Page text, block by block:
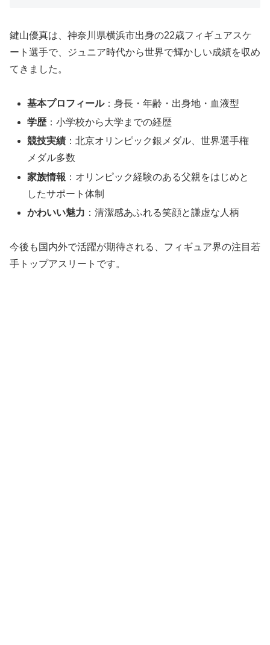
鍵山優真は、神奈川県横浜市出身の22歳フィギュアスケ
ート選手で、ジュニア時代から世界で輝かしい成績を収め
てきました。
基本プロフィール：身長・年齢・出身地・血液型
学歴 ：小学校から大学までの経歴
競技実績 ：北京オリンピック銀メダル、世界選手権
メダル多数
家族情報 ：オリンピック経験のある父親をはじめと
したサポート体制
かわいい魅力 ：清潔感あふれる笑顔と謙虚な人柄
今後も国内外で活躍が期待される、フィギュア界の注目若
手トップアスリートです。